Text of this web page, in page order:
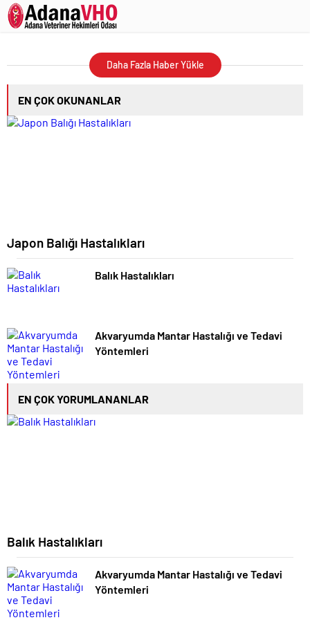
Daha Fazla Haber Yükle
EN ÇOK OKUNANLAR
Japon Balığı Hastalıkları
Balık Hastalıkları
Akvaryumda Mantar Hastalığı ve Tedavi
Yöntemleri
EN ÇOK YORUMLANANLAR
Balık Hastalıkları
Akvaryumda Mantar Hastalığı ve Tedavi
Yöntemleri